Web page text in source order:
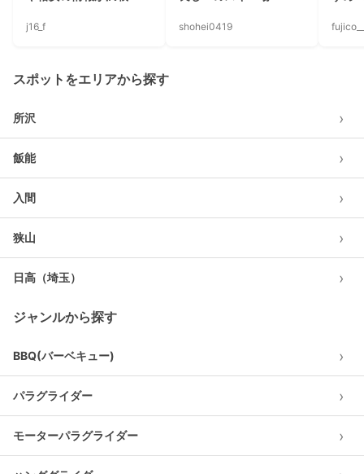
j16_f shohei0419
スポットをエリアから探す
所沢 ›
飯能 ›
入間 ›
狭山 ›
日高（埼玉） ›
ジャンルから探す
BBQ(バーベキュー) ›
パラグライダー ›
モーターパラグライダー ›